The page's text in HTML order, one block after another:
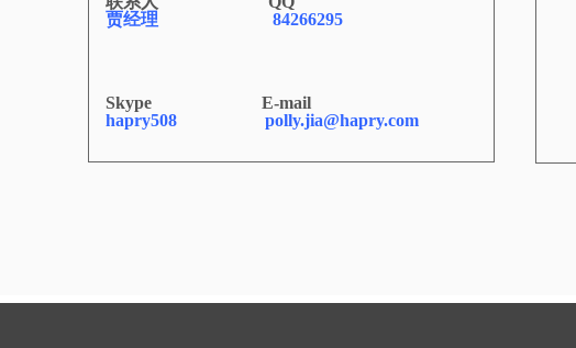
贾经理
84266295
Skype E-mail
hapry508
polly.jia@hapry.com